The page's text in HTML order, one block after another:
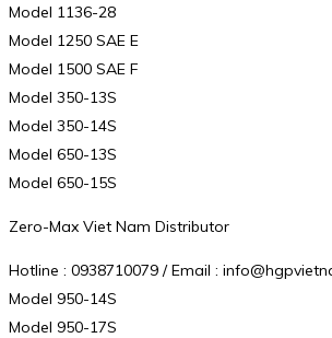
Model 1136-28
Model 1250 SAE E
Model 1500 SAE F
Model 350-13S
Model 350-14S
Model 650-13S
Model 650-15S
Zero-Max Viet Nam Distributor
Hotline : 0938710079 / Email :
Model 950-14S
Model 950-17S